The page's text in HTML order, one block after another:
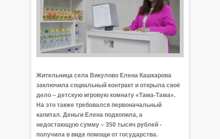
Жительница села Викулово Елена Кашкарова
заключила социальный контракт и открыла своё
дело – детскую игровую комнату «Тама-Тама».
На это также требовался первоначальный
капитал. Деньги Елена подкопила, а
недостающую сумму – 350 тысяч рублей -
получила в виде помощи от государства.